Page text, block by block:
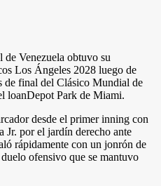
Venezuela obtuvo su
Los Ángeles 2028 luego de
de final del Clásico Mundial de
loanDepot Park de Miami.
desde el primer inning con
Jr. por el jardín derecho ante
rápidamente con un jonrón de
ofensivo que se mantuvo